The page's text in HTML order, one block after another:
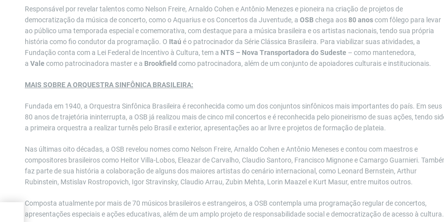
Responsável por revelar talentos como Nelson Freire, Arnaldo Cohen e Antônio Menezes e pioneira na criação de projetos de
democratização da música de concerto, como o Aquarius e os Concertos da Juventude, a OSB chega aos80 anoscom fôlego para levar
ao público uma temporada especial e comemorativa, com destaque para a música brasileira e os artistas nacionais, tendo sua própria
história como fio condutor da programação. O Itaú é o patrocinador da Série Clássica Brasileira. Para viabilizar suas atividades, a
Fundação conta com a Lei Federal de Incentivo à Cultura, tem a NTS – Nova Transportadora do Sudeste – como mantenedora,
a Vale como patrocinadora master e a Brookfield como patrocinadora, além de um conjunto de apoiadores culturais e institucionais.
MAIS SOBRE A ORQUESTRA SINFÔNICA BRASILEIRA:
Fundada em 1940, a Orquestra Sinfônica Brasileira é reconhecida como um dos conjuntos sinfônicos mais importantes do país. Em seus
80 anos de trajetória ininterrupta, a OSB já realizou mais de cinco mil concertos e é reconhecida pelo pioneirismo de suas ações, tendo
a primeira orquestra a realizar turnês pelo Brasil e exterior, apresentações ao ar livre e projetos de formação de plateia.
Nas últimas oito décadas, a OSB revelou nomes como Nelson Freire, Arnaldo Cohen e Antônio Meneses e contou com maestros e
compositores brasileiros como Heitor Villa-Lobos, Eleazar de Carvalho, Claudio Santoro, Francisco Mignone e Camargo Guarnieri.
faz parte de sua história a colaboração de alguns dos maiores artistas do cenário internacional, como Leonard Bernstein, Arthur
Rubinstein, Mstislav Rostropovich, Igor Stravinsky, Claudio Arrau, Zubin Mehta, Lorin Maazel e Kurt Masur, entre muitos outros.
Composta atualmente por mais de 70 músicos brasileiros e estrangeiros, a OSB contempla uma programação regular de concertos,
apresentações especiais e ações educativas, além de um amplo projeto de responsabilidade social e democratização de acesso à cultura.